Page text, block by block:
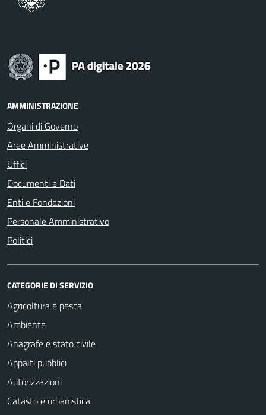
AMMINISTRAZIONE
Organi di Governo
Aree Amministrative
Uffici
Documenti e Dati
Enti e Fondazioni
Personale Amministrativo
Politici
CATEGORIE DI SERVIZIO
Agricoltura e pesca
Ambiente
Anagrafe e stato civile
Appalti pubblici
Autorizzazioni
Catasto e urbanistica